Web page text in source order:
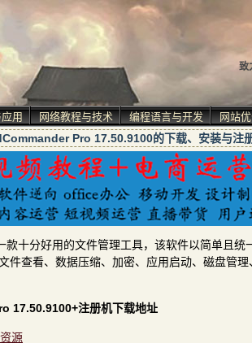
致
用 网络教程与技术 编程语言与开发 网站
Pro 17.50.9100的下载、安装与注
十分好用的文件管理工具，该软件以简单且
件查看、数据压缩、加密、应用启动、磁盘管
17.50.9100+注册机下载地址
源